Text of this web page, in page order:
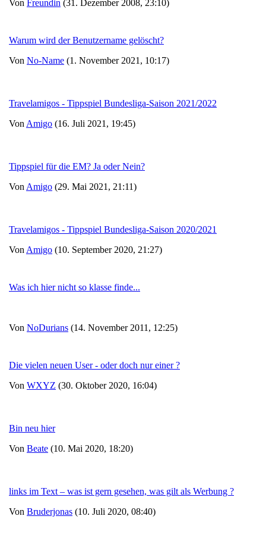
Von Freundin (31. Dezember 2008, 23:10)
Warum wird der Benutzername gelöscht?
Von No-Name (1. November 2021, 10:17)
Travelamigos - Tippspiel Bundesliga-Saison 2021/2022
Von Amigo (16. Juli 2021, 19:45)
Tippspiel für die EM? Ja oder Nein?
Von Amigo (29. Mai 2021, 21:11)
Travelamigos - Tippspiel Bundesliga-Saison 2020/2021
Von Amigo (10. September 2020, 21:27)
Was ich hier nicht so klasse finde...
Von NoDurians (14. November 2011, 12:25)
Die vielen neuen User - oder doch nur einer ?
Von WXYZ (30. Oktober 2020, 16:04)
Bin neu hier
Von Beate (10. Mai 2020, 18:20)
links im Text – was ist gern gesehen, was gilt als Werbung ?
Von Bruderjonas (10. Juli 2020, 08:40)